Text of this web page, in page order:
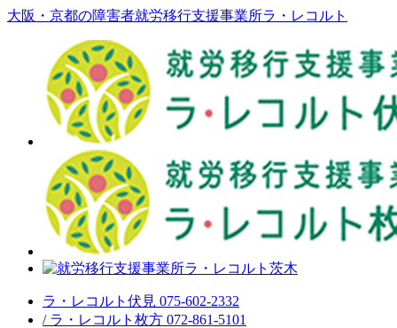
大阪・京都の障害者就労移行支援事業所ラ・レコルト
ラ・レコルト伏見 075-602-2332
/ ラ・レコルト枚方 072-861-5101